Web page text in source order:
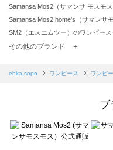
Samansa Mos2（サマンサ モスモ
Samansa Mos2 home's（サマンサ
SM2（エスエムツー）のワンピー
TSUHARU by Samansa Mos2（ツ
Samansa Mos2 blue（サマンサモ
sō4ū（ソウフォーユー）のワンピー
Te chichi（テチチ）のワンピース一
Te chichi CLASSIC（テチチ クラシ
その他のブランド ＋
ehka sopo ワンピース ワンピ
ブ